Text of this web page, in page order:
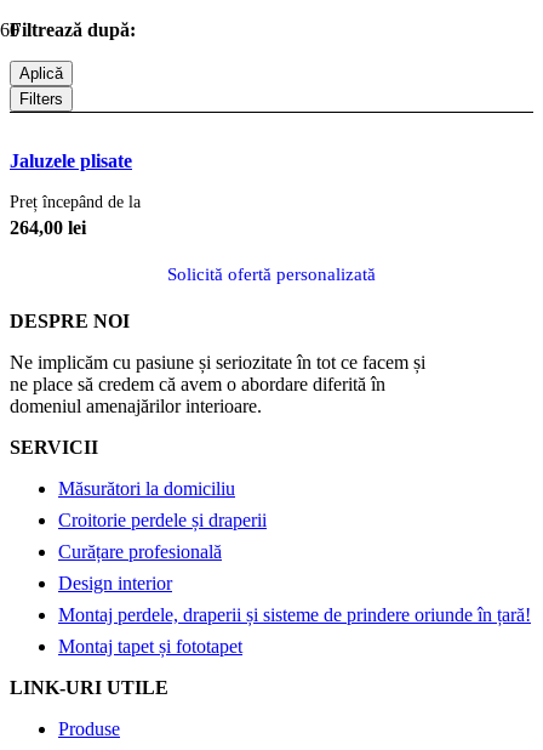
Filtrează după:
Aplică
Filters
Jaluzele plisate
Preț începând de la
264,00 lei
Solicită ofertă personalizată
DESPRE NOI
Ne implicăm cu pasiune și seriozitate în tot ce facem și
ne place să credem că avem o abordare diferită în
domeniul amenajărilor interioare.
SERVICII
Măsurători la domiciliu
Croitorie perdele și draperii
Curățare profesională
Design interior
Montaj perdele, draperii și sisteme de prindere oriunde în țară!
Montaj tapet și fototapet
LINK-URI UTILE
Produse